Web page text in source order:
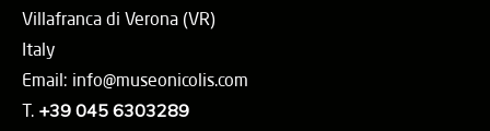
Villafranca di Verona (VR)
Italy
Email: info@museonicolis.com
T. +39 045 6303289